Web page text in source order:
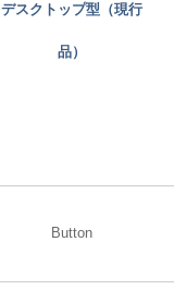
デスクトップ型（現行
品）
Button